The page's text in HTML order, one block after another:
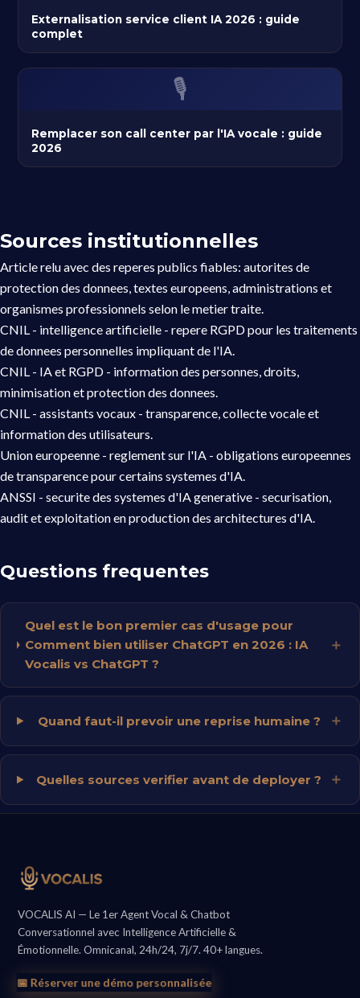
Externalisation service client IA 2026 : guide
complet
🎙️
Remplacer son call center par l'IA vocale : guide
2026
Sources institutionnelles
Article relu avec des reperes publics fiables: autorites de
protection des donnees, textes europeens, administrations et
organismes professionnels selon le metier traite.
CNIL - intelligence artificielle - repere RGPD pour les traitements
de donnees personnelles impliquant de l'IA.
CNIL - IA et RGPD - information des personnes, droits,
minimisation et protection des donnees.
CNIL - assistants vocaux - transparence, collecte vocale et
information des utilisateurs.
Union europeenne - reglement sur l'IA - obligations europeennes
de transparence pour certains systemes d'IA.
ANSSI - securite des systemes d'IA generative - securisation,
audit et exploitation en production des architectures d'IA.
Questions frequentes
Quel est le bon premier cas d'usage pour
Comment bien utiliser ChatGPT en 2026 : IA
Vocalis vs ChatGPT ?
Quand faut-il prevoir une reprise humaine ?
Quelles sources verifier avant de deployer ?
VOCALIS AI — Le 1er Agent Vocal & Chatbot
Conversationnel avec Intelligence Artificielle &
Émotionnelle. Omnicanal, 24h/24, 7j/7. 40+ langues.
📅 Réserver une démo personnalisée